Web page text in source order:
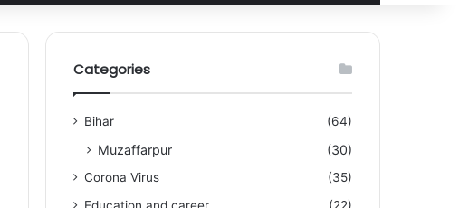
for
Categories
Bihar (64)
Muzaffarpur (30)
Corona Virus
(35)